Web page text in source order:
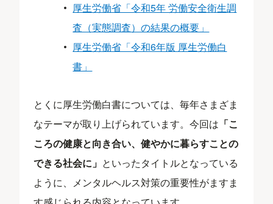
厚生労働省「令和5年 労働安全衛生調
査（実態調査）の結果の概要」
厚生労働省「令和6年版 厚生労働白
書」
とくに厚生労働白書については、毎年さまざま
なテーマが取り上げられています。今回は 「こ
ころの健康と向き合い、健やかに暮らすことの
できる社会に」 といったタイトルとなっている
ように、メンタルヘルス対策の重要性がますま